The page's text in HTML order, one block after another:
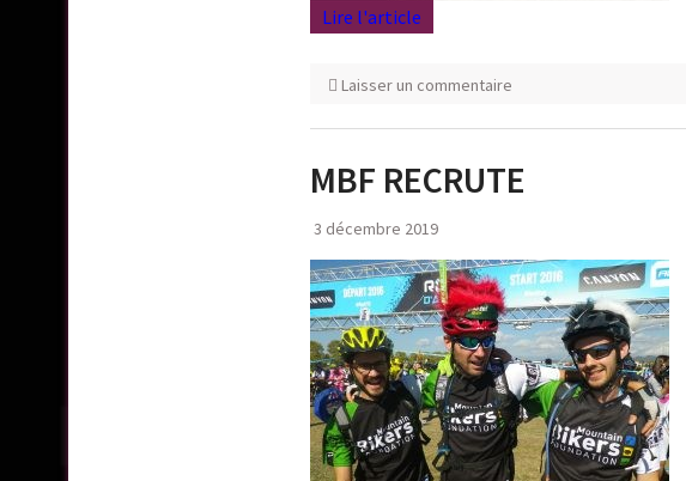
Lire l'article
Laisser un commentaire
MBF RECRUTE
3 décembre 2019